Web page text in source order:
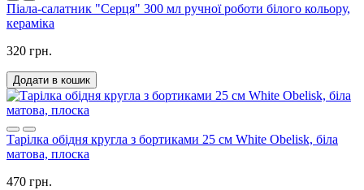
Піала-салатник "Серця" 300 мл ручної роботи білого кольору,
кераміка
320 грн.
Додати в кошик
Тарілка обідня кругла з бортиками 25 см White Obelisk, біла
матова, плоска
470 грн.